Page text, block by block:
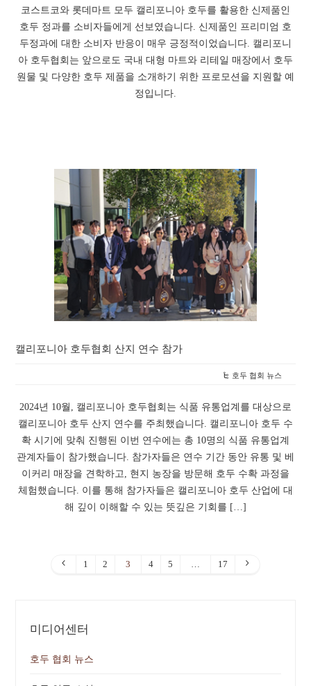
코스트코와 롯데마트 모두 캘리포니아 호두를 활용한 신제품인
호두 정과를 소비자들에게 선보였습니다. 신제품인 프리미엄 호
두정과에 대한 소비자 반응이 매우 긍정적이었습니다. 캘리포니
아 호두협회는 앞으로도 국내 대형 마트와 리테일 매장에서 호두
원물 및 다양한 호두 제품을 소개하기 위한 프로모션을 지원할 예
정입니다.
캘리포니아 호두협회 산지 연수 참가
호두 협회 뉴스
2024년 10월, 캘리포니아 호두협회는 식품 유통업계를 대상으로
캘리포니아 호두 산지 연수를 주최했습니다. 캘리포니아 호두 수
확 시기에 맞춰 진행된 이번 연수에는 총 10명의 식품 유통업계
관계자들이 참가했습니다. 참가자들은 연수 기간 동안 유통 및 베
이커리 매장을 견학하고, 현지 농장을 방문해 호두 수확 과정을
체험했습니다. 이를 통해 참가자들은 캘리포니아 호두 산업에 대
해 깊이 이해할 수 있는 뜻깊은 기회를 […]
1 2 3 4 5 … 17
미디어센터
호두 협회 뉴스